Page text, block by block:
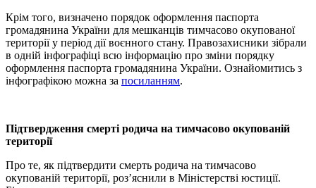
Крім того, визначено порядок оформлення паспорта
громадянина України для мешканців тимчасово окупованої
території у період дії воєнного стану. Правозахисники зібрали
в одній інфографіці всю інформацію про зміни порядку
оформлення паспорта громадянина України. Ознайомитись з
інфографікою можна за посиланням.
Підтвердження смерті родича на тимчасово окупованій
території
Про те, як підтвердити смерть родича на тимчасово
окупованій території, роз’яснили в Міністерстві юстиції.